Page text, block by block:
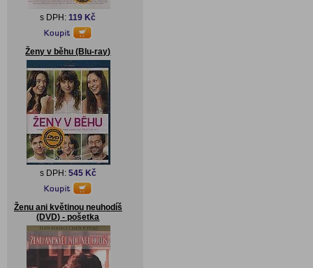
s DPH:119 Kč
Ženy v běhu (Blu-ray)
s DPH: 545 Kč
Ženu ani květinou neuhodíš
(DVD) - pošetka